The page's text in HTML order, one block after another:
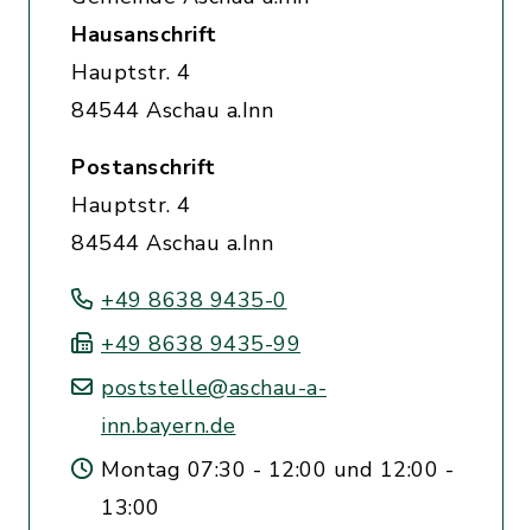
Hausanschrift
Hauptstr. 4
84544 Aschau a.Inn
Postanschrift
Hauptstr. 4
84544 Aschau a.Inn
+49 8638 9435-0
+49 8638 9435-99
poststelle@aschau-a-
inn.bayern.de
Montag 07:30 - 12:00 und 12:00 -
13:00